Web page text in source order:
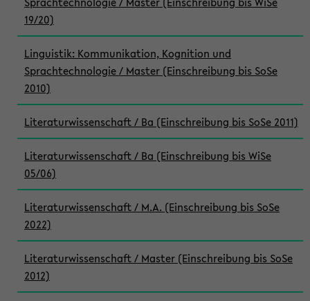
19/20)
Linguistik: Kommunikation, Kognition und
Sprachtechnologie / Master (Einschreibung bis SoSe
2010)
Literaturwissenschaft / Ba (Einschreibung bis SoSe 2011)
Literaturwissenschaft / Ba (Einschreibung bis WiSe
05/06)
Literaturwissenschaft / M.A. (Einschreibung bis SoSe
2022)
Literaturwissenschaft / Master (Einschreibung bis SoSe
2012)